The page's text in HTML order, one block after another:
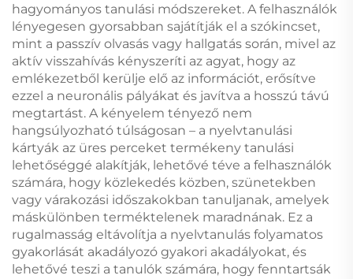
hagyományos tanulási módszereket. A felhasználók
lényegesen gyorsabban sajátítják el a szókincset,
mint a passzív olvasás vagy hallgatás során, mivel az
aktív visszahívás kényszeríti az agyat, hogy az
emlékezetből kerülje elő az információt, erősítve
ezzel a neuronális pályákat és javítva a hosszú távú
megtartást. A kényelem tényező nem
hangsúlyozható túlságosan – a nyelvtanulási
kártyák az üres perceket termékeny tanulási
lehetőséggé alakítják, lehetővé téve a felhasználók
számára, hogy közlekedés közben, szünetekben
vagy várakozási időszakokban tanuljanak, amelyek
máskülönben terméktelenek maradnának. Ez a
rugalmasság eltávolítja a nyelvtanulás folyamatos
gyakorlását akadályozó gyakori akadályokat, és
lehetővé teszi a tanulók számára, hogy fenntartsák